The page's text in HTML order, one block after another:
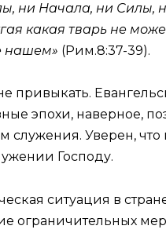
ни Начала, ни Силы,
какая тварь не
нашем» (Рим.8:37-39).
привыкать.
эпохи, наверное,
служения. Уверен,
Господу.
ситуация в
ограничительных